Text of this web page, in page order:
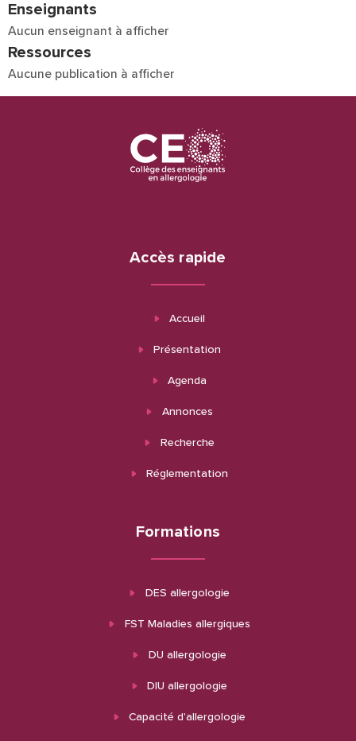
Enseignants
Aucun enseignant à afficher
Ressources
Aucune publication à afficher
Accès rapide
Accueil
Présentation
Agenda
Annonces
Recherche
Réglementation
Formations
DES allergologie
FST Maladies allergiques
DU allergologie
DIU allergologie
Capacité d'allergologie